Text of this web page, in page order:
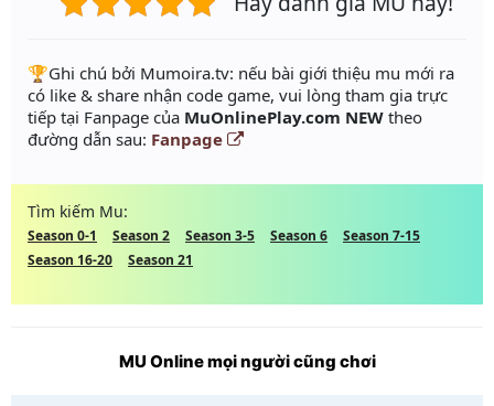
️🏆Ghi chú bởi Mumoira.tv: nếu bài giới thiệu mu mới ra
có like & share nhận code game, vui lòng tham gia trực
tiếp tại Fanpage của MuOnlinePlay.com NEW theo
đường dẫn sau: Fanpage
Tìm kiếm Mu:
Season 0-1 Season 2 Season 3-5 Season 6
Season 7-15
Season 16-20
Season 21
MU Online mọi người cũng chơi